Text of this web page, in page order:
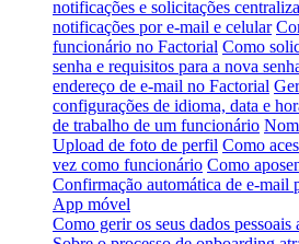
notificações e solicitações
notificações por e-mail e celular
funcionário no Factorial Como
senha e requisitos para a nova
endereço de e-mail no Factorial
configurações de idioma, data e
de trabalho de um funcionário
Upload de foto de perfil Como
vez como funcionário Como
Confirmação automática de e-mail
App móvel
Como gerir os seus dados